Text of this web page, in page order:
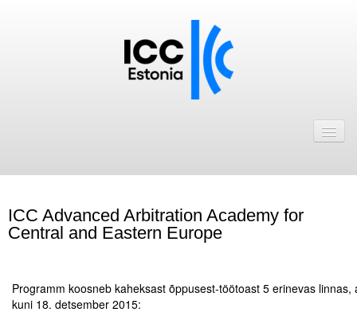
ICC Eesti liikmebaas
Astu ICC Eesti liikmeks!
ICC Advanced Arbitration Academy for
Central and Eastern Europe
Programm koosneb kaheksast õppusest-töötoast 5 erinevas
kuni 18. detsember 2015: